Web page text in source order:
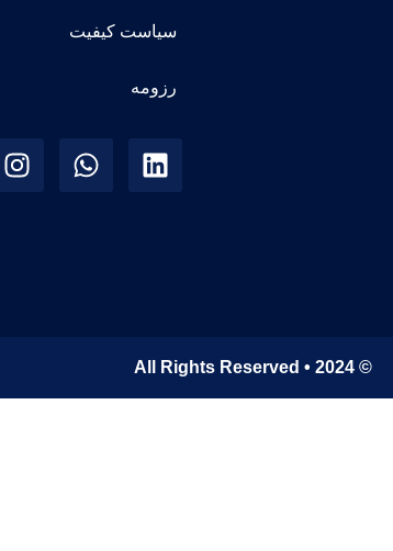
سیاست کیفیت
رزومه
© 2024 • All Rights Reserved